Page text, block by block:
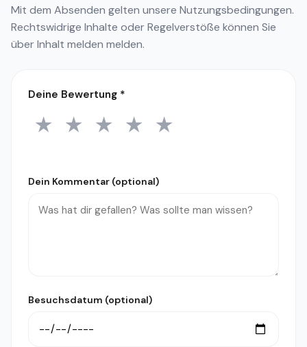
Mit dem Absenden gelten unsere Nutzungsbedingungen.
Rechtswidrige Inhalte oder Regelverstöße können Sie
überInhalt melden melden.
Deine Bewertung *
1 Stern
★ 2 Sterne
★ 3 Sterne
★ 4 Sterne
★ 5 Sterne
★
Dein Kommentar (optional)
Besuchsdatum (optional)